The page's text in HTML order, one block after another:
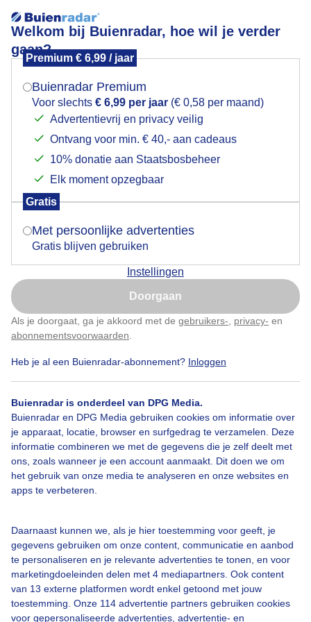
Welkom bij Buienradar, hoe wil je verder
gaan?
Premium € 6,99 / jaar
Buienradar Premium
Voor slechts € 6,99 per jaar (€ 0,58 per maand)
Advertentievrij en privacy veilig
Ontvang voor min. € 40,- aan cadeaus
10% donatie aan Staatsbosbeheer
Elk moment opzegbaar
Gratis
Met persoonlijke advertenties
Gratis blijven gebruiken
Instellingen
Doorgaan
Als je doorgaat, ga je akkoord met de gebruikers- privacy- en
abonnementsvoorwaarden
Heb je al een Buienradar-abonnement? Inloggen
Buienradar is onderdeel van DPG Media.
Buienradar en DPG Media gebruiken cookies om informatie over
je apparaat, locatie, browser en surfgedrag te verzamelen. Deze
informatie combineren we met de gegevens die je zelf deelt met
ons, zoals wanneer je een account aanmaakt. Dit doen we om
het gebruik van onze media te analyseren en onze websites en
apps te verbeteren.
Daarnaast kunnen we, als je hier toestemming voor geeft, je
gegevens gebruiken om onze content, communicatie en aanbod
te personaliseren en je relevante advertenties te tonen, en voor
marketingdoeleinden delen met 4 mediapartners. Ook content
van 13 externe platformen wordt enkel getoond met jouw
toestemming. Onze 114 advertentie partners gebruiken cookies
voor gepersonaliseerde advertenties, advertentie- en
uitbundigezonneschijn
Populaire categorieën
Lente
Zomer
Over Buienradar
Bedrijfsgegevens
Veelgestelde vragen
Contact
Gebruikersvoorwaarden
Adverteren
Buienradar Team
Privacy beleid
Mogen we je locatie gebruiken voor het
Indien je hier nog geen akkoord op hebt gegeven,
verschijnt er zo een pop-up uit je browser waarin
Is goed, toon de popup
Nu niet, misschien later
Klik hierom dit aan te passen